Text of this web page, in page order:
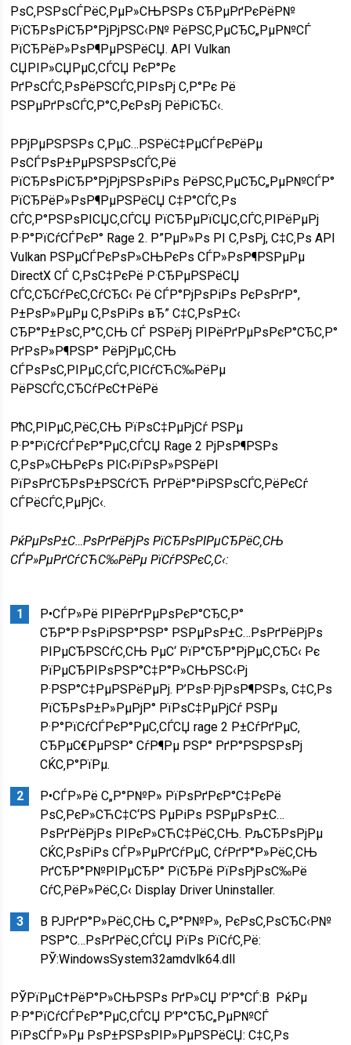
РѕС‚РЅРѕСЃРёС‚РµР»СЊРЅРѕ СЂРµРґРєРёР№
РїСЂРѕРіСЂР°РјРјРЅС‹Р№ РёРЅС‚РµСЂС„РµР№СЃ
РїСЂРёР»РѕР¶РµРЅРёСЏ. API Vulkan
СЏРІР»СЏРµС‚СЃСЏ РєР°Рє
РґРѕСЃС‚РѕРёРЅСЃС‚РІРѕРј С‚Р°Рє Рё
РЅРµРґРѕСЃС‚Р°С‚РєРѕРј РёРіСЂС‹.
РРјРµРЅРЅРѕ С‚РµС…РЅРёС‡РµСЃРєРёРµ
РѕСЃРѕР±РµРЅРЅРѕСЃС‚Рё
РїСЂРѕРіСЂР°РјРјРЅРѕРіРѕ РёРЅС‚РµСЂС„РµР№СЃР°
РїСЂРёР»РѕР¶РµРЅРёСЏ С‡Р°СЃС‚Рѕ
СЃС‚Р°РЅРѕРІСЏС‚СЃСЏ РїСЂРµРїСЏС‚СЃС‚РІРёРµРј
Р·Р°РїСѓСЃРєР° Rage 2. Р”РµР»Рѕ РІ С‚РѕРј, С‡С‚Рѕ API
Vulkan РЅРµСЃРєРѕР»СЊРєРѕ СЃР»РѕР¶РЅРµРµ
DirectX СЃ С‚РѕС‡РєРё Р·СЂРµРЅРёСЏ
СЃС‚СЂСѓРєС‚СѓСЂС‹ Рё СЃР°РјРѕРіРѕ РєРѕРґР°,
Р±РѕР»РµРµ С‚РѕРіРѕ вЂ” С‡С‚РѕР±С‹
СЂР°Р±РѕС‚Р°С‚СЊ СЃ РЅРёРј РІРёРґРµРѕРєР°СЂС‚Р°
РґРѕР»Р¶РЅР° РёРјРµС‚СЊ
СЃРѕРѕС‚РІРµС‚СЃС‚РІСѓСЋС‰РёРµ
РёРЅСЃС‚СЂСѓРєС†РёРё
РћС‚РІРµС‚РёС‚СЊ РїРѕС‡РµРјСѓ РЅРµ
Р·Р°РїСѓСЃРєР°РµС‚СЃСЏ Rage 2 РјРѕР¶РЅРѕ
С‚РѕР»СЊРєРѕ РІС‹РїРѕР»РЅРёРІ
РїРѕРґСЂРѕР±РЅСѓСЋ РґРёР°РіРЅРѕСЃС‚РёРєСѓ
СЃРёСЃС‚РµРјС‹.
РќРµРѕР±С…РѕРґРёРјРѕ РїСЂРѕРІРµСЂРёС‚СЊ
СЃР»РµРґСѓСЋС‰РёРµ РїСѓРЅРєС‚С‹:
Р•СЃР»Рё РІРёРґРµРѕРєР°СЂС‚Р°
СЂР°Р·РѕРіРЅР°РЅР° РЅРµРѕР±С…РѕРґРёРјРѕ
РІРµСЂРЅСѓС‚СЊ РµС‘ РїР°СЂР°РјРµС‚СЂС‹ Рє
РїРµСЂРІРѕРЅР°С‡Р°Р»СЊРЅС‹Рј
Р·РЅР°С‡РµРЅРёРµРј. Р’РѕР·РјРѕР¶РЅРѕ, С‡С‚Рѕ
РїСЂРѕР±Р»РµРјР° РїРѕС‡РµРјСѓ РЅРµ
Р·Р°РїСѓСЃРєР°РµС‚СЃСЏ rage 2 Р±СѓРґРµС‚
СЂРµС€РµРЅР° СѓР¶Рµ РЅР° РґР°РЅРЅРѕРј
СЌС‚Р°РїРµ.
Р•СЃР»Рё С„Р°Р№Р» РїРѕРґРєР°С‡РєРё
РѕС‚РєР»СЋС‡С‘РЅ РµРіРѕ РЅРµРѕР±С…
РѕРґРёРјРѕ РІРєР»СЋС‡РёС‚СЊ. РљСЂРѕРјРµ
СЌС‚РѕРіРѕ СЃР»РµРґСѓРµС‚ СѓРґР°Р»РёС‚СЊ
РґСЂР°Р№РІРµСЂР° РїСЂРё РїРѕРјРѕС‰Рё
СѓС‚РёР»РёС‚С‹ Display Driver Uninstaller.
В РЈРґР°Р»РёС‚СЊ С„Р°Р№Р», РєРѕС‚РѕСЂС‹Р№
РЅР°С…РѕРґРёС‚СЃСЏ РїРѕ РїСѓС‚Рё:
РЎ:WindowsSystem32amdvlk64.dll
РЎРїРµС†РёР°Р»СЊРЅРѕ РґР»СЏ Р’Р°СЃ:В РќРµ
Р·Р°РїСѓСЃРєР°РµС‚СЃСЏ Р’Р°СЂС„РµР№СЃ
РїРѕСЃР»Рµ РѕР±РЅРѕРІР»РµРЅРёСЏ: С‡С‚Рѕ